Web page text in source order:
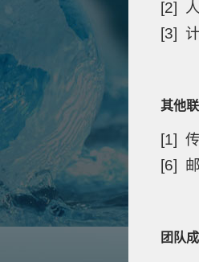
[2]
[3]
其他
[1]
[6]
团队